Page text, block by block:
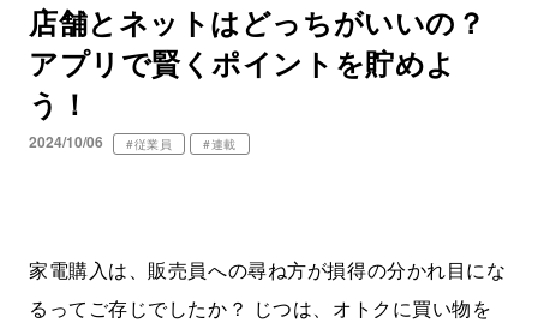
店舗とネットはどっちがいいの？
アプリで賢くポイントを貯めよ
う！
2024/10/06 #従業員 #連載
家電購入は、販売員への尋ね方が損得の分かれ目にな
るってご存じでしたか？ じつは、オトクに買い物を